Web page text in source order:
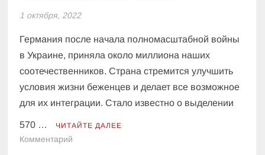
1
1 октября, 2022
Германия после начала полномасштабной войны
в Украине, приняла около миллиона наших
соотечественников. Страна стремится улучшить
условия жизни беженцев и делает все возможное
для их интеграции. Стало известно о выделении
570 … ЧИТАЙТЕ ДАЛЕЕ
Комментарий